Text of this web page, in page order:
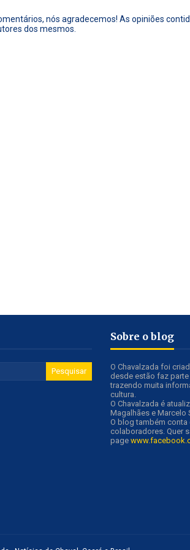
nós agradecemos! As opiniões
dos mesmos.
Sobre o blog
O Chavalzada foi
desde estão faz parte
trazendo muita
cultura.
O Chavalzada é
Magalhães e Marcelo
O blog também
colaboradores. Quer
page